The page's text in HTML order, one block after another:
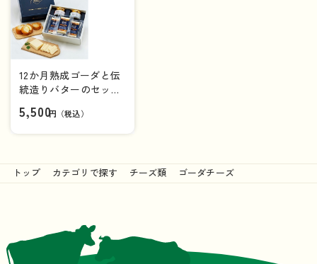
12か月熟成ゴーダと伝
統造りバターのセット
5,500円（税込）
トップ カテゴリで探す チーズ類 ゴーダチーズ